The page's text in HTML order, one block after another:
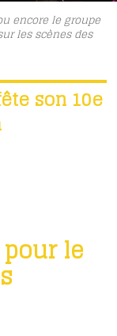
encore le groupe
les scènes des
son 10e
le